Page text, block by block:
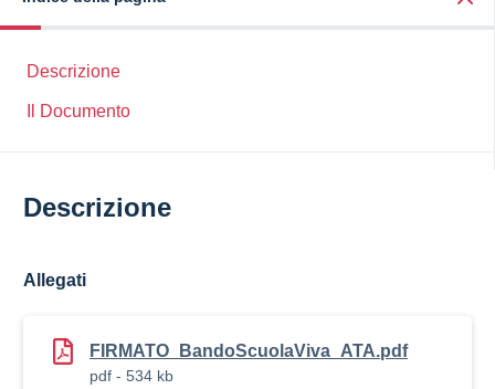
Descrizione
Il Documento
Descrizione
Allegati
FIRMATO_BandoScuolaViva_ATA.pdf
pdf - 534 kb